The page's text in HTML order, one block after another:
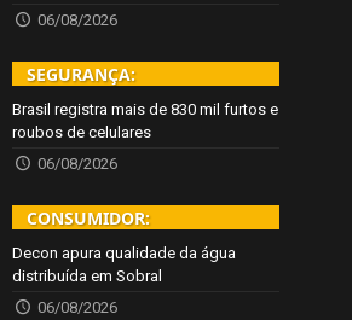
06/08/2026
SEGURANÇA:
Brasil registra mais de 830 mil furtos e
roubos de celulares
06/08/2026
CONSUMIDOR:
Decon apura qualidade da água
distribuída em Sobral
06/08/2026